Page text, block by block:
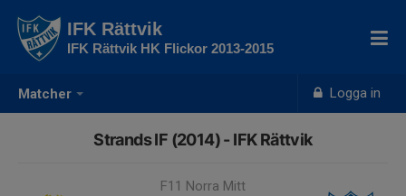
Matcher Logga in
IFK Rättvik
IFK Rättvik HK Flickor 2013-2015
Strands IF (2014) - IFK Rättvik
F11 Norra Mitt